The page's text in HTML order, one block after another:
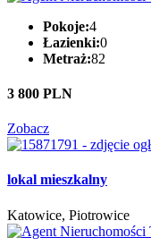
Pokoje:4
Łazienki:0
Metraż:82
3 800 PLN
Zobacz
lokal mieszkalny
Katowice, Piotrowice